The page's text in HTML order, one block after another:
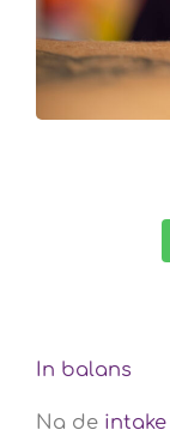
In balans
Na de intake